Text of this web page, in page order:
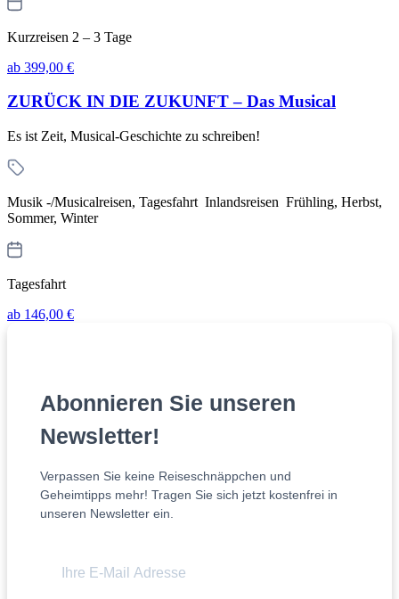
Kurzreisen 2 – 3 Tage
ab 399,00 €
ZURÜCK IN DIE ZUKUNFT – Das Musical
Es ist Zeit, Musical-Geschichte zu schreiben!
Musik -/Musicalreisen, Tagesfahrt Inlandsreisen Frühling, Herbst,
Sommer, Winter
Tagesfahrt
ab 146,00 €
Abonnieren Sie unseren
Newsletter!
Verpassen Sie keine Reiseschnäppchen und
Geheimtipps mehr! Tragen Sie sich jetzt kostenfrei in
unseren Newsletter ein.